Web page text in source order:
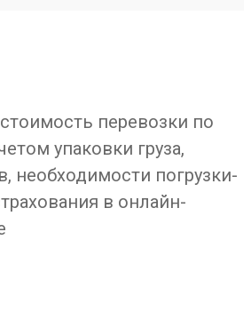
перевозки по
упаковки груза,
необходимости погрузки-
в онлайн-